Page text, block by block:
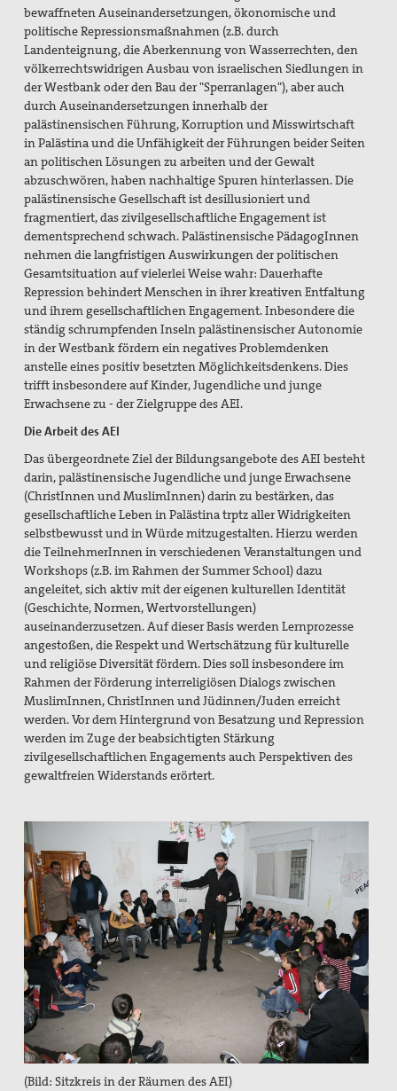
bewaffneten Auseinandersetzungen, ökonomische und
politische Repressionsmaßnahmen (z.B. durch
Landenteignung, die Aberkennung von Wasserrechten, den
völkerrechtswidrigen Ausbau von israelischen Siedlungen in
der Westbank oder den Bau der "Sperranlagen"), aber auch
durch Auseinandersetzungen innerhalb der
palästinensischen Führung, Korruption und Misswirtschaft
in Palästina und die Unfähigkeit der Führungen beider Seiten
an politischen Lösungen zu arbeiten und der Gewalt
abzuschwören, haben nachhaltige Spuren hinterlassen. Die
palästinensische Gesellschaft ist desillusioniert und
fragmentiert, das zivilgesellschaftliche Engagement ist
dementsprechend schwach. Palästinensische PädagogInnen
nehmen die langfristigen Auswirkungen der politischen
Gesamtsituation auf vielerlei Weise wahr: Dauerhafte
Repression behindert Menschen in ihrer kreativen Entfaltung
und ihrem gesellschaftlichen Engagement. Inbesondere die
ständig schrumpfenden Inseln palästinensischer Autonomie
in der Westbank fördern ein negatives Problemdenken
anstelle eines positiv besetzten Möglichkeitsdenkens. Dies
trifft insbesondere auf Kinder, Jugendliche und junge
Erwachsene zu - der Zielgruppe des AEI.
Die Arbeit des AEI
Das übergeordnete Ziel der Bildungsangebote des AEI besteht
darin, palästinensische Jugendliche und junge Erwachsene
(ChristInnen und MuslimInnen) darin zu bestärken, das
gesellschaftliche Leben in Palästina trptz aller Widrigkeiten
selbstbewusst und in Würde mitzugestalten. Hierzu werden
die TeilnehmerInnen in verschiedenen Veranstaltungen und
Workshops (z.B. im Rahmen der Summer School) dazu
angeleitet, sich aktiv mit der eigenen kulturellen Identität
(Geschichte, Normen, Wertvorstellungen)
auseinanderzusetzen. Auf dieser Basis werden Lernprozesse
angestoßen, die Respekt und Wertschätzung für kulturelle
und religiöse Diversität fördern. Dies soll insbesondere im
Rahmen der Förderung interreligiösen Dialogs zwischen
MuslimInnen, ChristInnen und Jüdinnen/Juden erreicht
werden. Vor dem Hintergrund von Besatzung und Repression
werden im Zuge der beabsichtigten Stärkung
zivilgesellschaftlichen Engagements auch Perspektiven des
gewaltfreien Widerstands erörtert.
(Bild: Sitzkreis in der Räumen des AEI)